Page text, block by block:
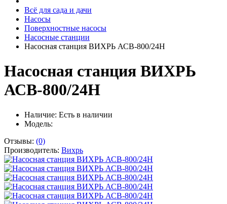
Всё для сада и дачи
Насосы
Поверхностные насосы
Насосные станции
Насосная станция ВИХРЬ АСВ-800/24Н
Насосная станция ВИХРЬ
АСВ-800/24Н
Наличие: Есть в наличии
Модель:
Отзывы: (0)
Производитель: Вихрь